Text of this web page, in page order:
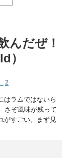
だぜ！
）
2
はラムではないら
さぞ風味が残って
がすごい。まず見